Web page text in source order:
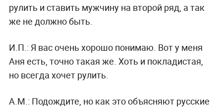
рулить и ставить мужчину на второй ряд, а так
же не должно быть.
И.П.: Я вас очень хорошо понимаю. Вот у меня
Аня есть, точно такая же. Хоть и покладистая,
но всегда хочет рулить.
А.М.: Подождите, но как это объясняют русские